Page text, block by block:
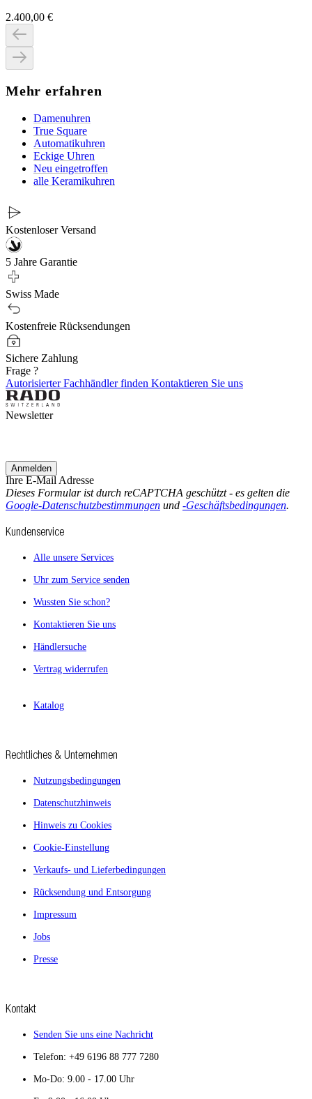
2.400,00 €
Mehr erfahren
Damenuhren
True Square
Automatikuhren
Eckige Uhren
Neu eingetroffen
alle Keramikuhren
Kostenloser Versand
5 Jahre Garantie
Swiss Made
Kostenfreie Rücksendungen
Sichere Zahlung
Frage ?
Autorisierter Fachhändler finden Kontaktieren Sie uns
Newsletter
Ihre E-Mail Adresse
Anmelden
Dieses Formular ist durch reCAPTCHA geschützt - es gelten die
Google-Datenschutzbestimmungen und -Geschäftsbedingungen.
Kundenservice
Alle unsere Services
Uhr zum Service senden
Wussten Sie schon?
Kontaktieren Sie uns
Händlersuche
Vertrag widerrufen
Katalog
Rechtliches & Unternehmen
Nutzungsbedingungen
Datenschutzhinweis
Hinweis zu Cookies
Cookie-Einstellung
Verkaufs- und Lieferbedingungen
Rücksendung und Entsorgung
Impressum
Jobs
Presse
Kontakt
Senden Sie uns eine Nachricht
Telefon: +49 6196 88 777 7280
Mo-Do: 9.00 - 17.00 Uhr